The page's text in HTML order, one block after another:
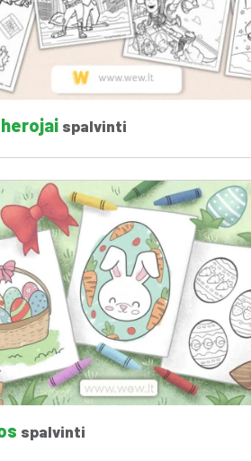
spalvinti
spalvinti